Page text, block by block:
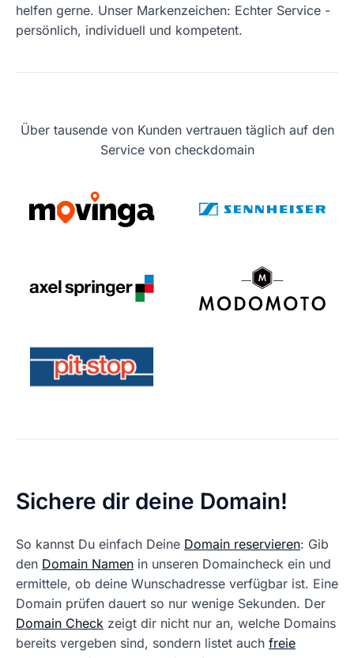
helfen gerne. Unser Markenzeichen: Echter Service -
persönlich, individuell und kompetent.
Über tausende von Kunden vertrauen täglich auf den
Service von checkdomain
Sichere dir deine Domain!
So kannst Du einfach Deine Domain reservieren: Gib
den Domain Namen in unseren Domaincheck ein und
ermittele, ob deine Wunschadresse verfügbar ist. Eine
Domain prüfen dauert so nur wenige Sekunden. Der
Domain Check zeigt dir nicht nur an, welche Domains
bereits vergeben sind, sondern listet auch freie